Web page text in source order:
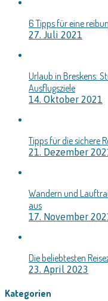
6 Tipps für eine
27. Juli 2021
Urlaub in Breskens:
Ausflugsziele
14. Oktober 2021
Tipps für die sichere
21. Dezember
Wandern und
aus
17. November
Die beliebtesten
23. April 2023
Kategorien